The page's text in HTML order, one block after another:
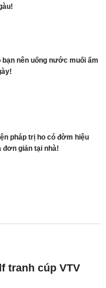
bạn nên uống nước muối ấm
pháp trị ho có đờm hiệu
đơn giản tại nhà!
tranh cúp VTV